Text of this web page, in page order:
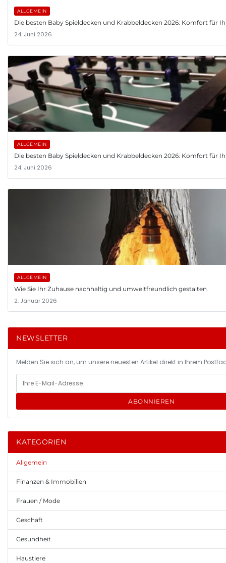
ALLGEMEIN
Die besten Baby Spieldecken und Krabbeldecken 2026: Komfort für
24. Juni 2026
ALLGEMEIN
Die besten Baby Spieldecken und Krabbeldecken 2026: Komfort für
24. Juni 2026
ALLGEMEIN
Wie Sie Ihr Zuhause nachhaltig und umweltfreundlich gestalten
2. Januar 2026
NEWSLETTER
Melden Sie sich an, um unsere neuesten Artikel direkt in Ihrem
ABONNIEREN
KATEGORIEN
Allgemein
Finanzen & Immobilien
Frauen / Mode
Geschäft
Gesundheit
Haustiere